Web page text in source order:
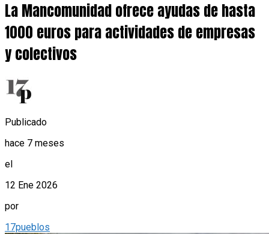
La Mancomunidad ofrece ayudas de hasta
1000 euros para actividades de empresas
y colectivos
Publicado
hace 7 meses
el
12 Ene 2026
por
17pueblos